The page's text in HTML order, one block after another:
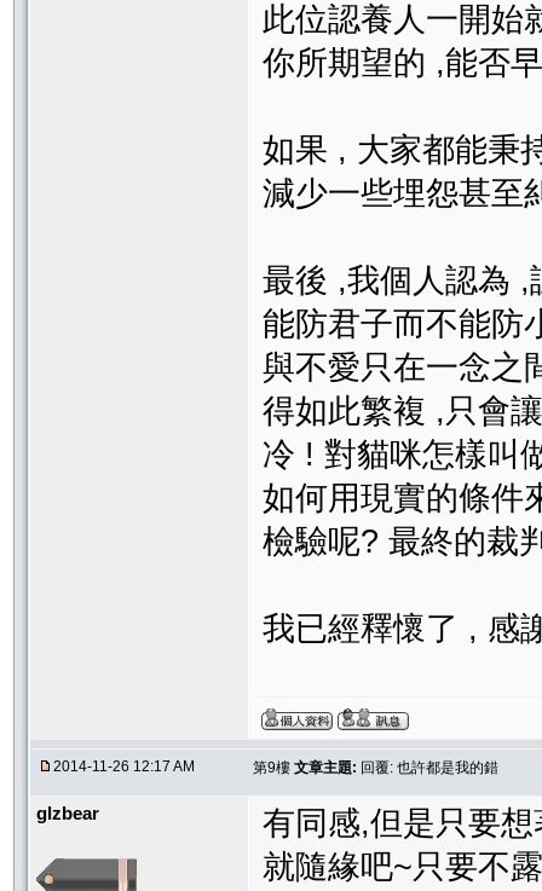
此位認養人一開始
你所期望的 ,能否
如果 , 大家都能秉
減少一些埋怨甚至
最後 ,我個人認為 ,
能防君子而不能防
與不愛只在一念之
得如此繁複 ,只會
冷 ! 對貓咪怎樣叫
如何用現實的條件
檢驗呢? 最終的裁
我已經釋懷了 , 感
2014-11-26 12:17 AM 第9樓 文章主題: 回覆: 也許都是我的錯
glzbear
有同感,但是只要
就隨緣吧~只要不